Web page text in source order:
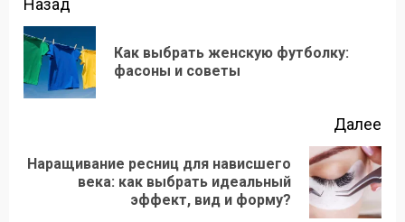
Продолжить
чтение
Назад
Как выбрать женскую футболку:
фасоны и советы
Далее
Следующая
Наращивание ресниц для нависшего
века: как выбрать идеальный
эффект, вид и форму?